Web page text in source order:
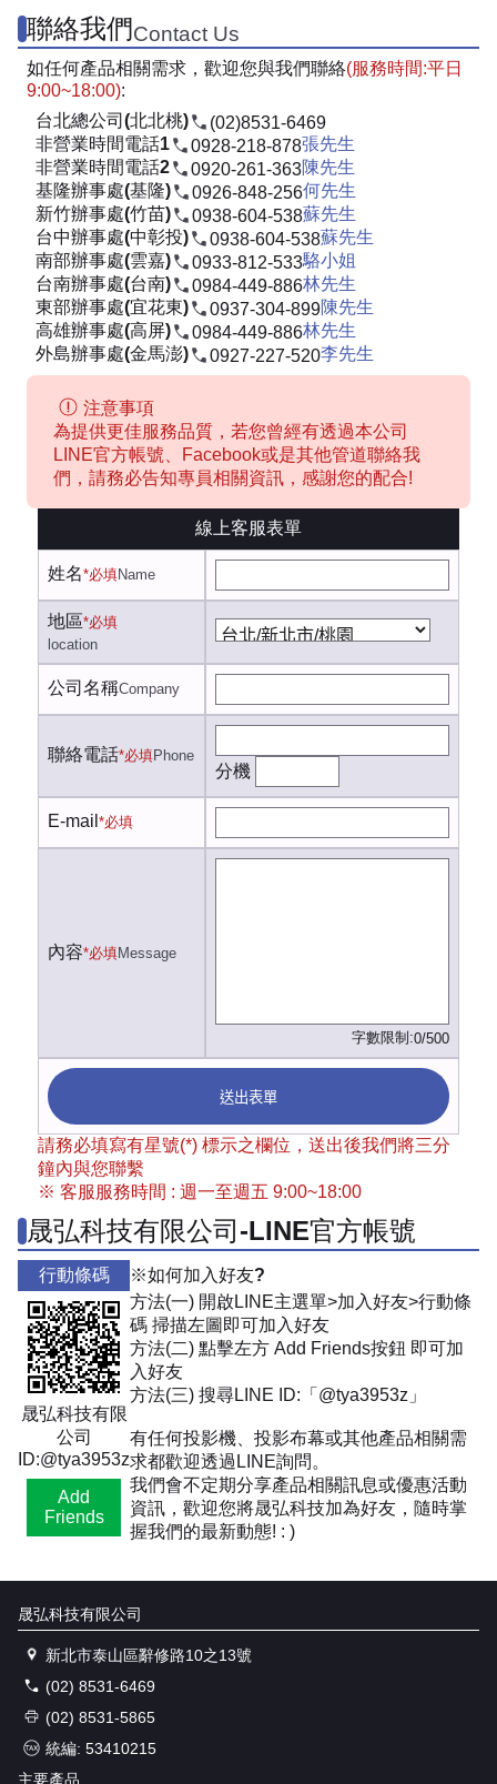
聯絡我們Contact Us
如任何產品相關需求，歡迎您與我們聯絡(服務時間:平日
9:00~18:00):
台北總公司(北北桃)
(02)8531-6469
非營業時間電話1
0928-218-878張先生
非營業時間電話2
0920-261-363陳先生
基隆辦事處(基隆)
0926-848-256何先生
新竹辦事處(竹苗)
0938-604-538蘇先生
台中辦事處(中彰投)
0938-604-538蘇先生
南部辦事處(雲嘉)
0933-812-533駱小姐
台南辦事處(台南)
0984-449-886林先生
東部辦事處(宜花東)
0937-304-899陳先生
高雄辦事處(高屏)
0984-449-886林先生
外島辦事處(金馬澎)
0927-227-520李先生
注意事項
為提供更佳服務品質，若您曾經有透過本公司
LINE官方帳號、Facebook或是其他管道聯絡我
們，請務必告知專員相關資訊，感謝您的配合!
線上客服表單
姓名*必填Name
地區*必填
location
公司名稱Company
聯絡電話*必填Phone
分機
E-mail *必填
內容*必填Message
字數限制:0/500
送出表單
請務必填寫有星號(*) 標示之欄位，送出後我們將三分
鐘內與您聯繫
※ 客服服務時間 : 週一至週五 9:00~18:00
晟弘科技有限公司-LINE官方帳號
行動條碼
晟弘科技有限
公司
ID:@tya3953z
Add
Friends
※如何加入好友?
方法(一) 開啟LINE主選單>加入好友>行動條
碼 掃描左圖即可加入好友
方法(二) 點擊左方 Add Friends按鈕 即可加
入好友
方法(三) 搜尋LINE ID:「@tya3953z」
有任何投影機、投影布幕或其他產品相關需
求都歡迎透過LINE詢問。
我們會不定期分享產品相關訊息或優惠活動
資訊，歡迎您將晟弘科技加為好友，隨時掌
握我們的最新動態! : )
晟弘科技有限公司
新北市泰山區辭修路10之13號
(02) 8531-6469
(02) 8531-5865
統編: 53410215
主要產品